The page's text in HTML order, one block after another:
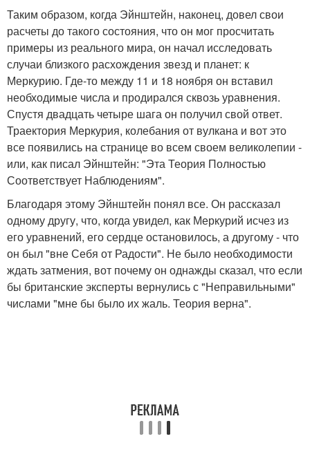
Таким образом, когда Эйнштейн, наконец, довел свои
расчеты до такого состояния, что он мог просчитать
примеры из реального мира, он начал исследовать
случаи близкого расхождения звезд и планет: к
Меркурию. Где-то между 11 и 18 ноября он вставил
необходимые числа и продирался сквозь уравнения.
Спустя двадцать четыре шага он получил свой ответ.
Траектория Меркурия, колебания от вулкана и вот это
все появились на странице во всем своем великолепии -
или, как писал Эйнштейн: "Эта Теория Полностью
Соответствует Наблюдениям".
Благодаря этому Эйнштейн понял все. Он рассказал
одному другу, что, когда увидел, как Меркурий исчез из
его уравнений, его сердце остановилось, а другому - что
он был "вне Себя от Радости". Не было необходимости
ждать затмения, вот почему он однажды сказал, что если
бы британские эксперты вернулись с "Неправильными"
числами "мне бы было их жаль. Теория верна".